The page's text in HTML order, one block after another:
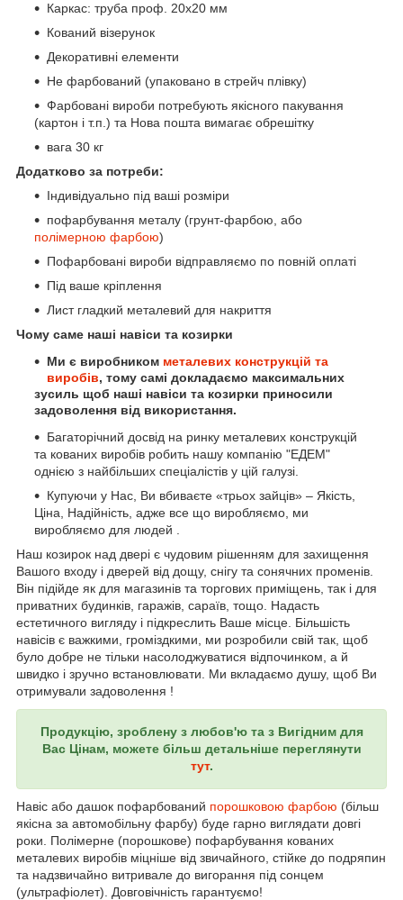
Каркас: труба проф. 20х20 мм
Кований візерунок
Декоративні елементи
Не фарбований (упаковано в стрейч плівку)
Фарбовані вироби потребують якісного пакування
(картон і т.п.) та Нова пошта вимагає обрешітку
вага 30 кг
Додатково за потреби:
Індивідуально під ваші розміри
пофарбування металу (грунт-фарбою, або
полімерною фарбою)
Пофарбовані вироби відправляємо по повній оплаті
Під ваше кріплення
Лист гладкий металевий для накриття
Чому саме наші навіси та козирки
Ми є виробником металевих конструкцій та
виробів, тому самі докладаємо максимальних
зусиль щоб наші навіси та козирки приносили
задоволення від використання.
Багаторічний досвід на ринку металевих конструкцій
та кованих виробів робить нашу компанію "ЕДЕМ"
однією з найбільших спеціалістів у цій галузі.
Купуючи у Нас, Ви вбиваєте «трьох зайців» – Якість,
Ціна, Надійність, адже все що виробляємо, ми
виробляємо для людей .
Наш козирок над двері є чудовим рішенням для захищення
Вашого входу і дверей від дощу, снігу та сонячних променів.
Він підійде як для магазинів та торгових приміщень, так і для
приватних будинків, гаражів, сараїв, тощо. Надасть
естетичного вигляду і підкреслить Ваше місце. Більшість
навісів є важкими, громіздкими, ми розробили свій так, щоб
було добре не тільки насолоджуватися відпочинком, а й
швидко і зручно встановлювати. Ми вкладаємо душу, щоб Ви
отримували задоволення !
Продукцію, зроблену з любов'ю та з Вигідним для
Вас Цінам, можете більш детальніше переглянути
тут.
Навіс або дашок пофарбований порошковою фарбою (більш
якісна за автомобільну фарбу) буде гарно виглядати довгі
роки. Полімерне (порошкове) пофарбування кованих
металевих виробів міцніше від звичайного, стійке до подряпин
та надзвичайно витривале до вигорання під сонцем
(ультрафіолет). Довговічність гарантуємо!